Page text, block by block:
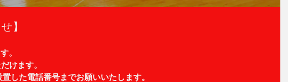
】
。
けます。
した電話番号までお願いいたします。